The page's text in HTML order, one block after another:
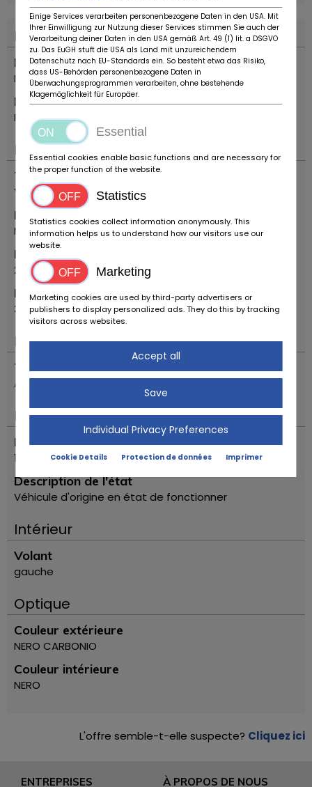
Localisation
Pays
Italie
Emplacement
Reggio Emilia
Important
Types de véhicules
Youngtimer
Marque
Maserati
Première année d'inscription
2001
Modèle
3200 GT ASSETTO CORSA ITALIA
Moteur & entraînement
Transmission
Automatique
Ètat
Relevé du compteur kilométrique
140767
Description de l'état
Véhicule d'origine en état de fonctionner
Intérieur
Volant
gauche
Optique
Couleur extérieure
NERO CARBONIO
Couleur intérieure
NERO
L'offre semble-t-elle suspecte? Cliquez ici
ENTREPRISES À PROPOS DE NOUS
Einige Services verarbeiten personenbezogene Daten in den USA. Mit
Ihrer Einwilligung zur Nutzung dieser Services stimmen Sie auch der
Verarbeitung deiner Daten in den USA gemäß Art. 49 (1) lit. a DSGVO
zu. Das EuGH stuft die USA als Land mit unzureichendem
Datenschutz nach EU-Standards ein. So besteht etwa das Risiko,
dass US-Behörden personenbezogene Daten in
Überwachungsprogrammen verarbeiten, ohne bestehende
Klagemöglichkeit für Europäer.
Essential
Essential cookies enable basic functions and are necessary for
the proper function of the website.
Statistics
Statistics cookies collect information anonymously. This
information helps us to understand how our visitors use our
website.
Marketing
Marketing cookies are used by third-party advertisers or
publishers to display personalized ads. They do this by tracking
visitors across websites.
Accept all
Save
Individual Privacy Preferences
Cookie Details Protection de données Imprimer